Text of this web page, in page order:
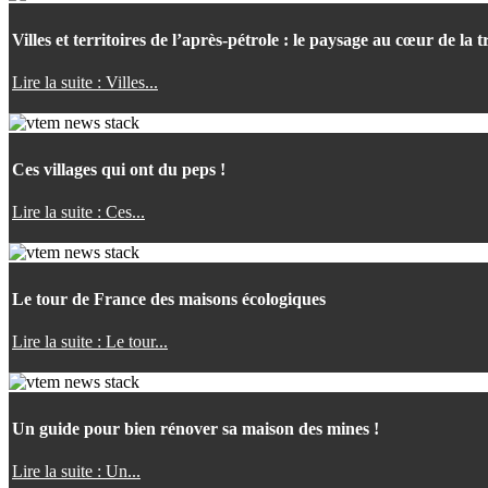
Villes et territoires de l’après-pétrole : le paysage au cœur de la
Lire la suite : Villes...
Ces villages qui ont du peps !
Lire la suite : Ces...
Le tour de France des maisons écologiques
Lire la suite : Le tour...
Un guide pour bien rénover sa maison des mines !
Lire la suite : Un...